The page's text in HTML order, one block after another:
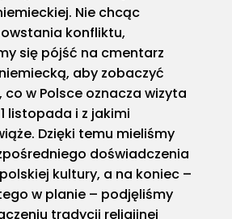
Nie chcąc
konfliktu,
się pójść na cmentarz
aby zobaczyć
w Polsce oznacza wizyta
listopada i z jakimi
Dzięki temu mieliśmy
doświadczenia
kultury, a na koniec –
w planie – podjęliśmy
tradycji religijnej